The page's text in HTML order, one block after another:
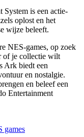
System is een actie-
oplost en het
wijze beleeft.
NES-games, op zoek
of je collectie wilt
Ark biedt een
en nostalgie.
en beleef een
Entertainment
games